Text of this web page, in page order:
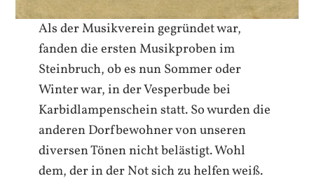
Als der Musikverein gegründet war,
fanden die ersten Musikproben im
Steinbruch, ob es nun Sommer oder
Winter war, in der Vesperbude bei
Karbidlampenschein statt. So wurden die
anderen Dorfbewohner von unseren
diversen Tönen nicht belästigt. Wohl
dem, der in der Not sich zu helfen weiß.